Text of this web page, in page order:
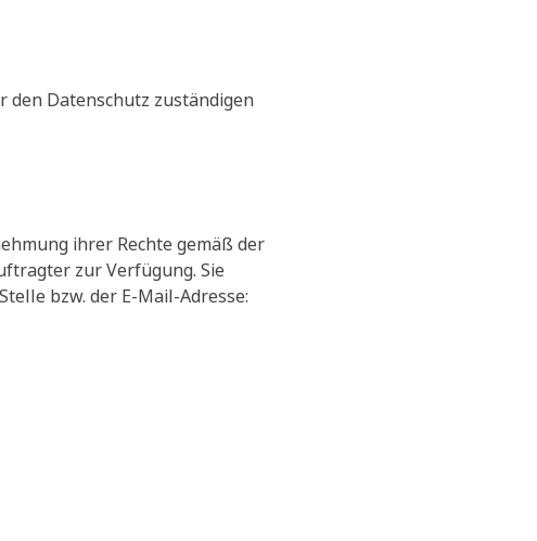
den Datenschutz zuständigen
ihrer Rechte gemäß der
zur Verfügung. Sie
bzw. der E-Mail-Adresse: